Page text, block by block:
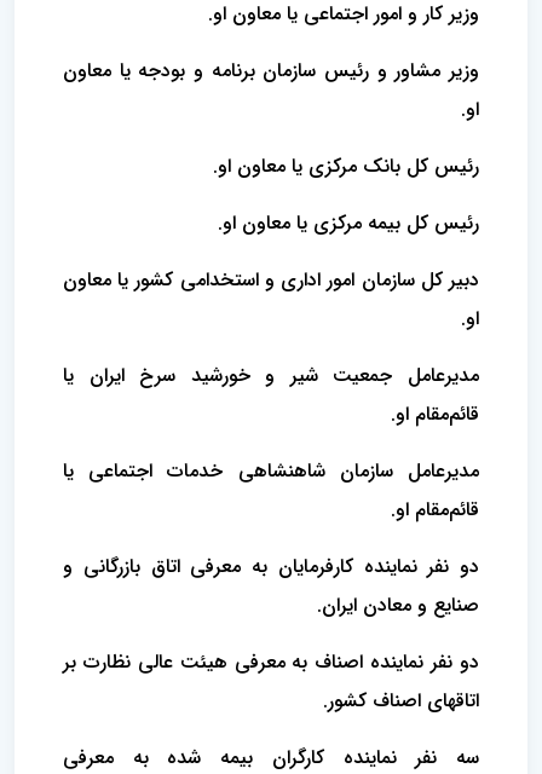
وزیر کار و امور اجتماعی یا معاون او.
وزیر مشاور و رئیس سازمان برنامه و بودجه یا معاون
او.
رئیس کل بانک مرکزی یا معاون او.
رئیس کل بیمه مرکزی یا معاون او.
دبیر کل سازمان امور اداری و استخدامی‌ کشور یا معاون
او.
مدیرعامل جمعیت شیر و خورشید سرخ ایران یا
قائم‌مقام او.
مدیرعامل سازمان شاهنشاهی خدمات اجتماعی یا
قائم‌‌مقام او.
دو نفر نماینده کارفرمایان به معرفی اتاق بازرگانی و
صنایع و معادن ایران.
دو نفر نماینده اصناف به معرفی هیئت عالی نظارت بر
اتاقهای اصناف کشور.
سه نفر نماینده کارگران بیمه شده به معرفی